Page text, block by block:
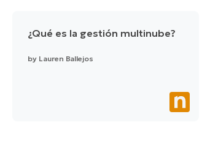
¿Qué es la gestión multinube?
by Lauren Ballejos